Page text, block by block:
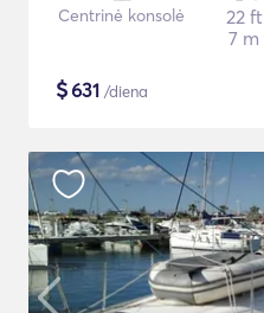
Centrinė konsolė
22 ft
7 m
$631 /diena